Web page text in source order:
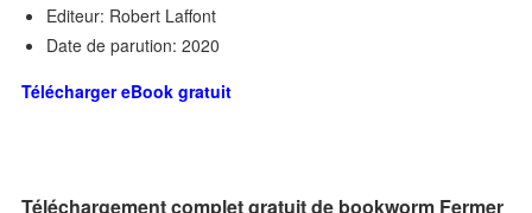
Editeur: Robert Laffont
Date de parution: 2020
Télécharger eBook gratuit
Téléchargement complet gratuit de bookworm Fermer